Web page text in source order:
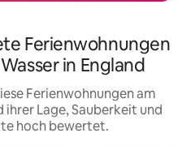
Ferienwohnungen
in England
Ferienwohnungen am
Lage, Sauberkeit und
hoch bewertet.